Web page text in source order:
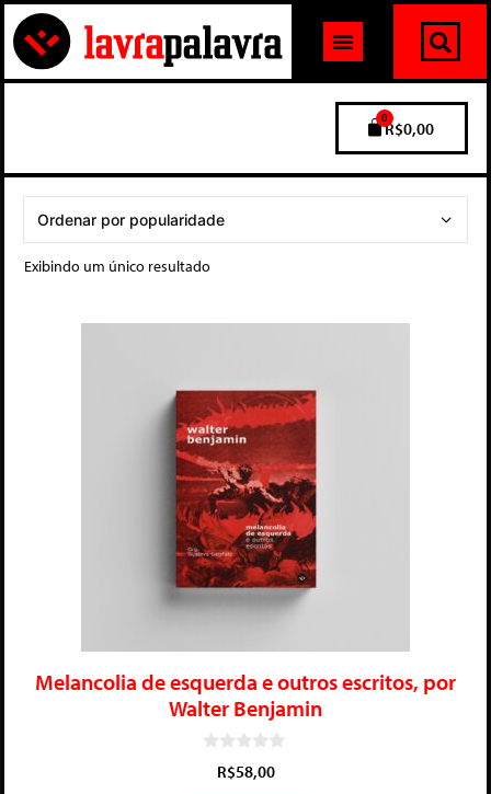
R$0,00
0
Exibindo um único resultado
Melancolia de esquerda e outros escritos, por
Walter Benjamin
R$58,00